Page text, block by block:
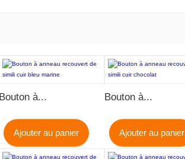
Bouton à...
Ajouter au panier
Bouton à...
Ajouter au panier